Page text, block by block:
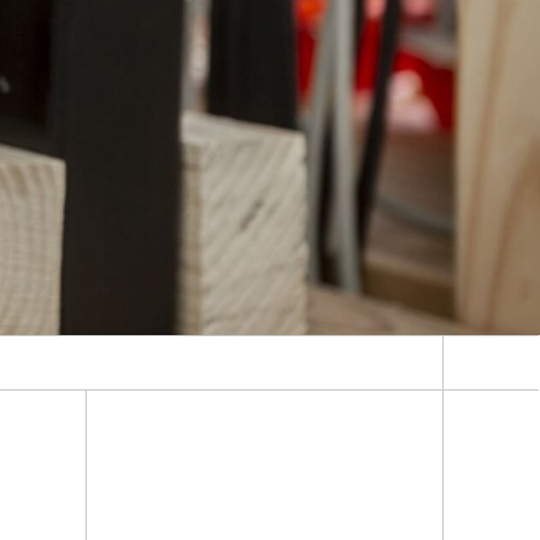
Digitaler Netzanschluss
Netzplanung und Netzbetrieb
Integrierte Energieinfrastrukturen:
Strom, Fernwärme, Gas
Energiedaten und Monitoring
Flexibilitätsmanagement von
Energiekonzepte für die Industrie